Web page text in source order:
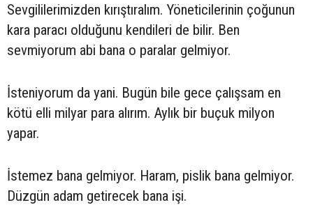
Sevgililerimizden kırıştıralım. Yöneticilerinin çoğunun
kara paracı olduğunu kendileri de bilir. Ben
sevmiyorum abi bana o paralar gelmiyor.
İsteniyorum da yani. Bugün bile gece çalışsam en
kötü elli milyar para alırım. Aylık bir buçuk milyon
yapar.
İstemez bana gelmiyor. Haram, pislik bana gelmiyor.
Düzgün adam getirecek bana işi.